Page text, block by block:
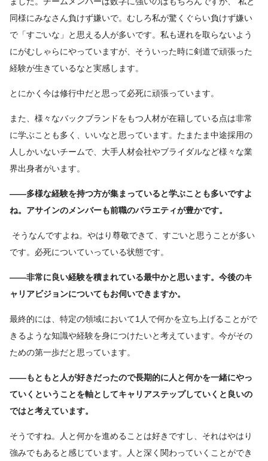
同様にみなさん負けず嫌いで。むしろ私が驚くぐらい負けず嫌い
で「すごいな」と思える人が多いです。私も遅れを取らないよう
にがむしゃらにやっていますが、そういった時に剣道で頑張った
経験が生きているなと実感します。
とにかく今は修行中だと思って必死に頑張っています。
また、様々なバックブランドをもつ人材が在籍している点は非常
に学ぶことも多く、いいなと思っています。たまたま中途採用の
人しかいないチームで、大手人材会社やブライダルなど様々な業
界出身者がいます。
――多様な経験を持つ方が集まっていると学ぶことも多いですよ
ね。アサインのメンバーも前職のバラエティが豊かです。
そうなんですよね。やはり尊敬できて、すごいと思うことが多い
です。必死についていっている状態です。
――非常に良い経験を積まれている最中かと思います。今後のキ
ャリアビジョンについてもお伺いできますか。
最終的には、特定の領域において1人で何かを立ち上げることがで
きるような知識や経験を身につけたいと考えています。今がその
ための第一歩だと思っています。
――もともと人が好きだったので長期的に人と何かを一緒にやっ
ていくということを軸としてキャリアステップしていくと良いの
ではと考えています。
そうですね。人と何かを進めることは好きですし、それはやはり
強みでもあると感じています。人と深く関わっていくことができ